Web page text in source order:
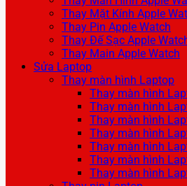
Thay Mặt Kính Apple
Thay Pin Apple Watch
Thay Đế Sạc Apple
Thay Main Apple Watch
Sửa Laptop
Thay màn hình Laptop
Thay màn hình
Thay màn hình
Thay màn hình
Thay màn hình
Thay màn hình
Thay màn hình
Thay màn hình